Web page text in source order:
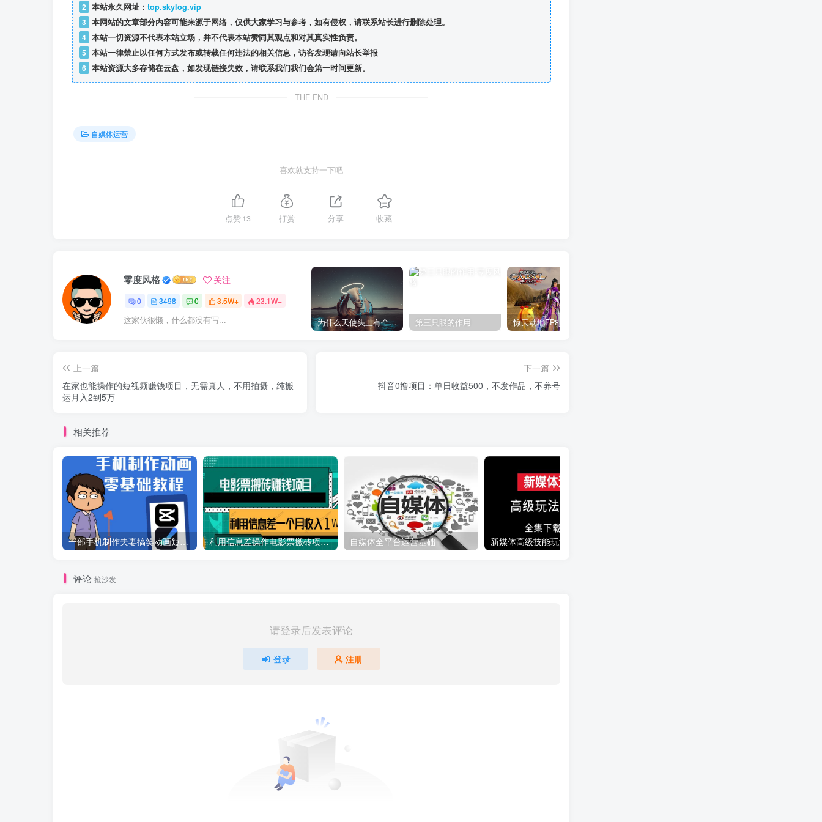
2 本站永久网址： top.skylog.vip
3 本网站的文章部分内容可能来源于网络，仅供大家学习与参考，如有侵权，请联系站长进行删除处理。
4 本站一切资源不代表本站立场，并不代表本站赞同其观点和对其真实性负责。
5 本站一律禁止以任何方式发布或转载任何违法的相关信息，访客发现请向站长举报
6 本站资源大多存储在云盘，如发现链接失效，请联系我们我们会第一时间更新。
THE END
自媒体运营
喜欢就支持一下吧
点赞13 打赏 分享 收藏
零度风格 关注
0 3498 0 3.5W+ 23.1W+
这家伙很懒，什么都没有写... 为什么天使头上有个圈？ 第三只眼的作用
上一篇
在家也能操作的短视频赚钱项目，无需真人，不用拍摄，纯搬
运月入2到5万
下一篇
抖音0撸项目：单日收益500，不发作品，不养号
相关推荐
一部手机制作夫妻搞笑动画短视频教程，零基础也能快速上手 利用信息差操作电影票搬砖项目 有流量即可轻松月赚1W+ 自媒体全平台运营基础 新媒体高级技能玩法
评论 抢沙发
请登录后发表评论
登录 注册